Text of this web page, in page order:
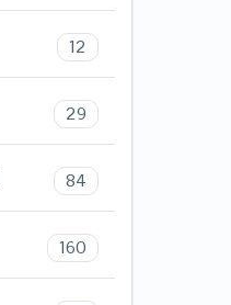
12
29
84
160